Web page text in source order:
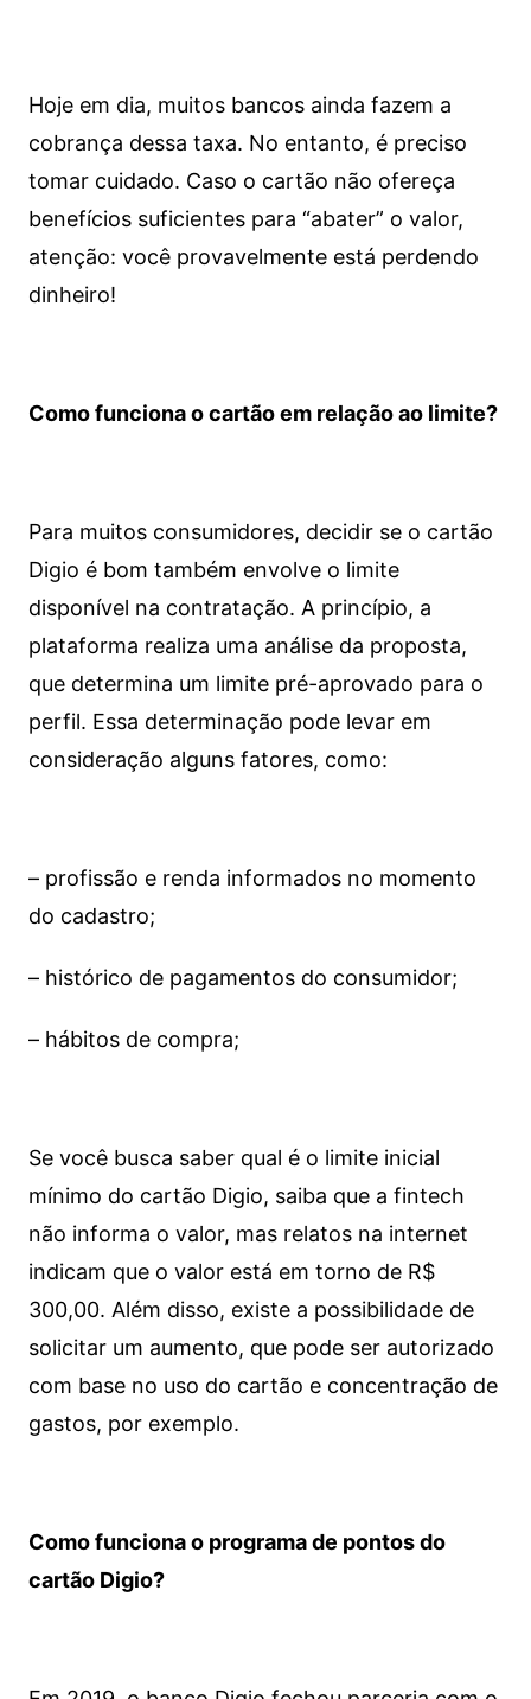
Hoje em dia, muitos bancos ainda fazem a
cobrança dessa taxa. No entanto, é preciso
tomar cuidado. Caso o cartão não ofereça
benefícios suficientes para “abater” o valor,
atenção: você provavelmente está perdendo
dinheiro!
Como funciona o cartão em relação ao limite?
Para muitos consumidores, decidir se o cartão
Digio é bom também envolve o limite
disponível na contratação. A princípio, a
plataforma realiza uma análise da proposta,
que determina um limite pré-aprovado para o
perfil. Essa determinação pode levar em
consideração alguns fatores, como:
– profissão e renda informados no momento
do cadastro;
– histórico de pagamentos do consumidor;
– hábitos de compra;
Se você busca saber qual é o limite inicial
mínimo do cartão Digio, saiba que a fintech
não informa o valor, mas relatos na internet
indicam que o valor está em torno de R$
300,00. Além disso, existe a possibilidade de
solicitar um aumento, que pode ser autorizado
com base no uso do cartão e concentração de
gastos, por exemplo.
Como funciona o programa de pontos do
cartão Digio?